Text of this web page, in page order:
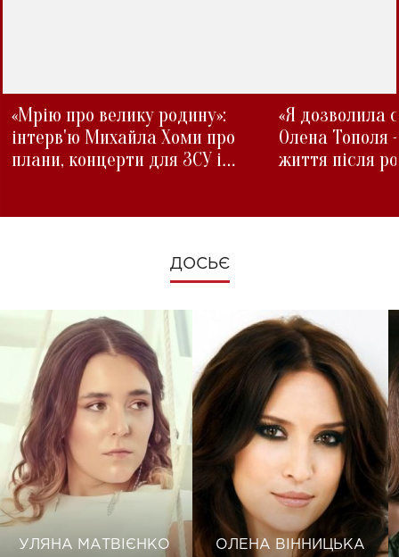
«Мрію про велику родину»:
інтерв'ю Михайла Хоми про
плани, концерти для ЗСУ і
«Я дозволила
Олена Тополя
життя після
ДОСЬЄ
УЛЯНА МАТВІЄНКО ОЛЕНА ВІННИЦЬКА